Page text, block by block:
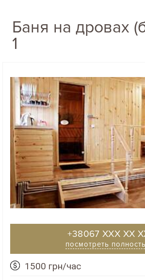
Баня на дровах
1
+38067 XXX XX
посмотреть
1500 грн/час